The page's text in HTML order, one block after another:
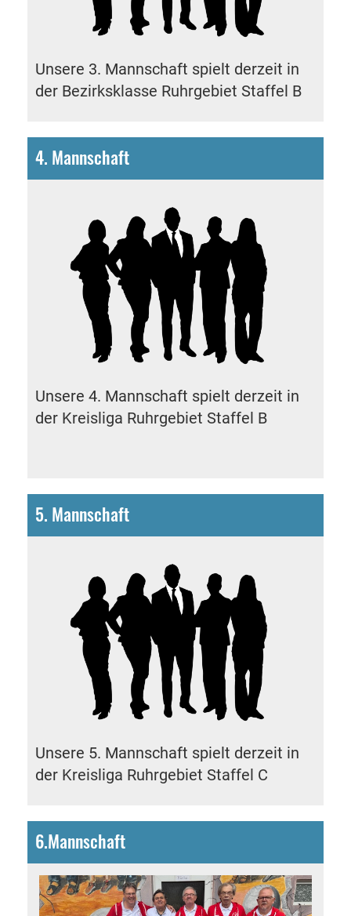
Unsere 3. Mannschaft spielt derzeit in
der Bezirksklasse Ruhrgebiet Staffel B
4. Mannschaft
Unsere 4. Mannschaft spielt derzeit in
der Kreisliga Ruhrgebiet Staffel B
5. Mannschaft
Unsere 5. Mannschaft spielt derzeit in
der Kreisliga Ruhrgebiet Staffel C
6.Mannschaft